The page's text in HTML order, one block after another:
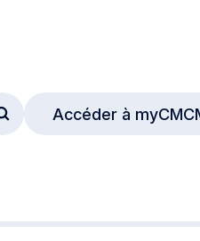
Accéder au formulaire de
Accéder à